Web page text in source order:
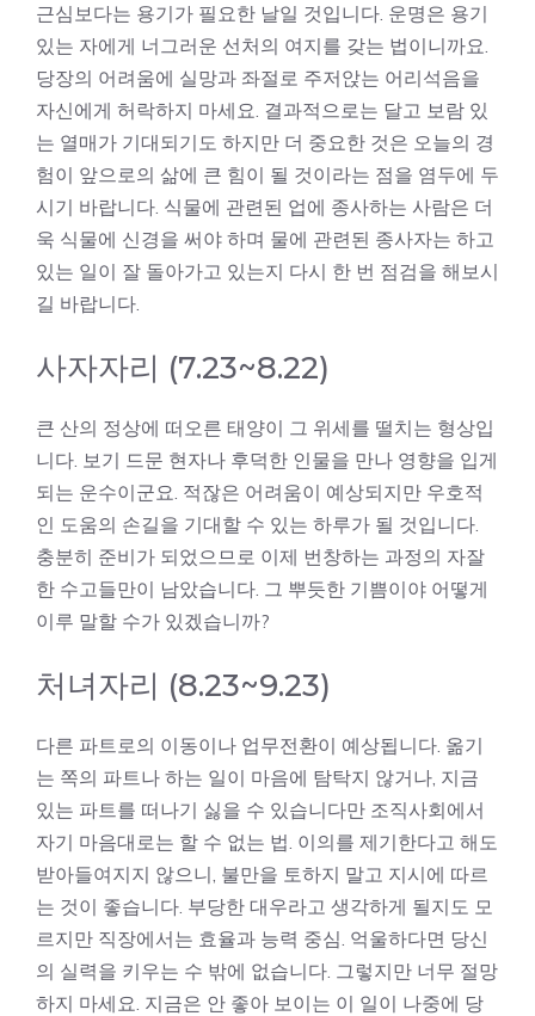
근심보다는 용기가 필요한 날일 것입니다. 운명은 용기
있는 자에게 너그러운 선처의 여지를 갖는 법이니까요.
당장의 어려움에 실망과 좌절로 주저앉는 어리석음을
자신에게 허락하지 마세요. 결과적으로는 달고 보람 있
는 열매가 기대되기도 하지만 더 중요한 것은 오늘의 경
험이 앞으로의 삶에 큰 힘이 될 것이라는 점을 염두에 두
시기 바랍니다. 식물에 관련된 업에 종사하는 사람은 더
욱 식물에 신경을 써야 하며 물에 관련된 종사자는 하고
있는 일이 잘 돌아가고 있는지 다시 한 번 점검을 해보시
길 바랍니다.
사자자리 (7.23~8.22)
큰 산의 정상에 떠오른 태양이 그 위세를 떨치는 형상입
니다. 보기 드문 현자나 후덕한 인물을 만나 영향을 입게
되는 운수이군요. 적잖은 어려움이 예상되지만 우호적
인 도움의 손길을 기대할 수 있는 하루가 될 것입니다.
충분히 준비가 되었으므로 이제 번창하는 과정의 자잘
한 수고들만이 남았습니다. 그 뿌듯한 기쁨이야 어떻게
이루 말할 수가 있겠습니까?
처녀자리 (8.23~9.23)
다른 파트로의 이동이나 업무전환이 예상됩니다. 옮기
는 쪽의 파트나 하는 일이 마음에 탐탁지 않거나, 지금
있는 파트를 떠나기 싫을 수 있습니다만 조직사회에서
자기 마음대로는 할 수 없는 법. 이의를 제기한다고 해도
받아들여지지 않으니, 불만을 토하지 말고 지시에 따르
는 것이 좋습니다. 부당한 대우라고 생각하게 될지도 모
르지만 직장에서는 효율과 능력 중심. 억울하다면 당신
의 실력을 키우는 수 밖에 없습니다. 그렇지만 너무 절망
하지 마세요. 지금은 안 좋아 보이는 이 일이 나중에 당